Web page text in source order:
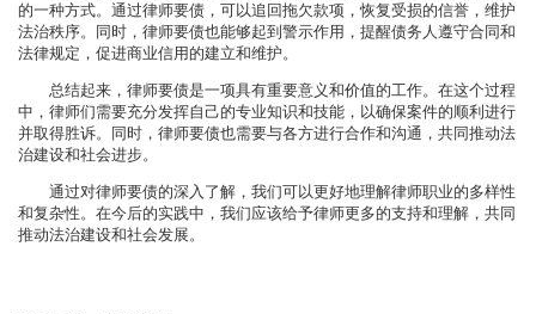
的一种方式。通过律师要债，可以追回拖欠款项，恢复受损的信誉，维护
法治秩序。同时，律师要债也能够起到警示作用，提醒债务人遵守合同和
法律规定，促进商业信用的建立和维护。
总结起来，律师要债是一项具有重要意义和价值的工作。在这个过程
中，律师们需要充分发挥自己的专业知识和技能，以确保案件的顺利进行
并取得胜诉。同时，律师要债也需要与各方进行合作和沟通，共同推动法
治建设和社会进步。
通过对律师要债的深入了解，我们可以更好地理解律师职业的多样性
和复杂性。在今后的实践中，我们应该给予律师更多的支持和理解，共同
推动法治建设和社会发展。